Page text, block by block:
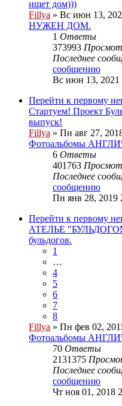
ищет дом)))
Fillya » Вс июн 13,
НУЖЕН ДОМ.
1 Ответы
373993
Последнее
сообщению
Вс июн 13, 2021
Перейти к первому
Стартуем! Проект
выпуск!
Fillya » Пн авг 27,
Фотоальбомы
6 Ответы
401763
Последнее
сообщению
Пн янв 28, 2019
Перейти к первому
АТЕЛЬЕ
бульдогов.
1
…
4
5
6
7
8
Fillya » Пн фев 02,
Фотоальбомы
70 Ответы
2131375
Последнее
сообщению
Чт ноя 01, 2018